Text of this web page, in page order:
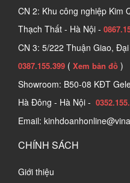
CN 2: Khu công nghiệp Kim
Thạch Thất - Hà Nội -
CN 3: 5/222 Thuận Giao,
0387.155.399 ( Xem bản đồ )
Showroom: B50-08 KĐT
Hà Đông - Hà Nội -
Email:
CHÍNH SÁCH
Giới thiệu